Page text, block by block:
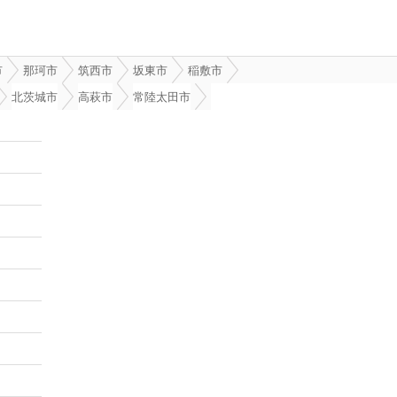
那珂市 筑西市 坂東市
稲敷市
北茨城市 高萩市
常陸太田市